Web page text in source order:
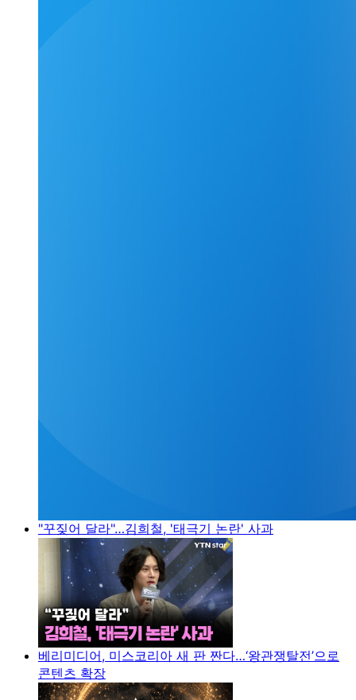
"꾸짖어 달라"…김희철, '태극기 논란' 사과
베리미디어, 미스코리아 새 판 짠다…‘왕관쟁탈전’으로
콘텐츠 확장